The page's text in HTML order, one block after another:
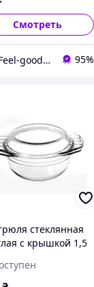
Смотреть
🏆 "Feel-good" онлайн-магазин 95%
стеклянная
с крышкой 1,5
236706
Stenson